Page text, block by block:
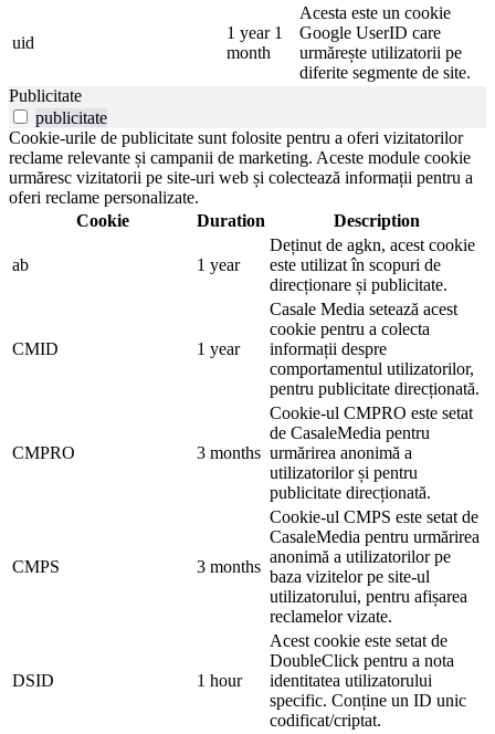
uid
1 year 1
month
Acesta este un cookie
Google UserID care
urmărește utilizatorii pe
diferite segmente de site.
Publicitate
publicitate
Cookie-urile de publicitate sunt folosite pentru a oferi vizitatorilor
reclame relevante și campanii de marketing. Aceste module cookie
urmăresc vizitatorii pe site-uri web și colectează informații pentru a
oferi reclame personalizate.
Cookie
Duration Description
ab 1 year
Deținut de agkn, acest cookie
este utilizat în scopuri de
direcționare și publicitate.
CMID 1 year
Casale Media setează acest
cookie pentru a colecta
informații despre
comportamentul utilizatorilor,
pentru publicitate direcționată.
CMPRO 3 months
Cookie-ul CMPRO este setat
de CasaleMedia pentru
urmărirea anonimă a
utilizatorilor și pentru
publicitate direcționată.
CMPS 3 months
Cookie-ul CMPS este setat de
CasaleMedia pentru urmărirea
anonimă a utilizatorilor pe
baza vizitelor pe site-ul
utilizatorului, pentru afișarea
reclamelor vizate.
DSID 1 hour
Acest cookie este setat de
DoubleClick pentru a nota
identitatea utilizatorului
specific. Conține un ID unic
codificat/criptat.